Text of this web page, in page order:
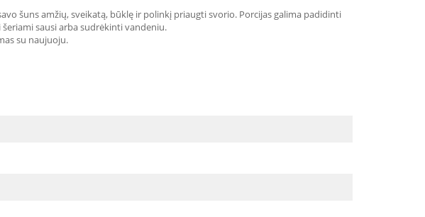
šuns amžių, sveikatą, būklę ir polinkį priaugti svorio. Porcijas galima padidinti
sausi arba sudrėkinti vandeniu.
su naujuoju.